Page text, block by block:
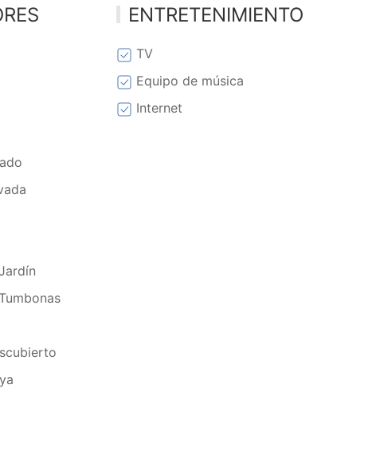
ENTRETENIMIENTO
TV
Equipo de música
Internet